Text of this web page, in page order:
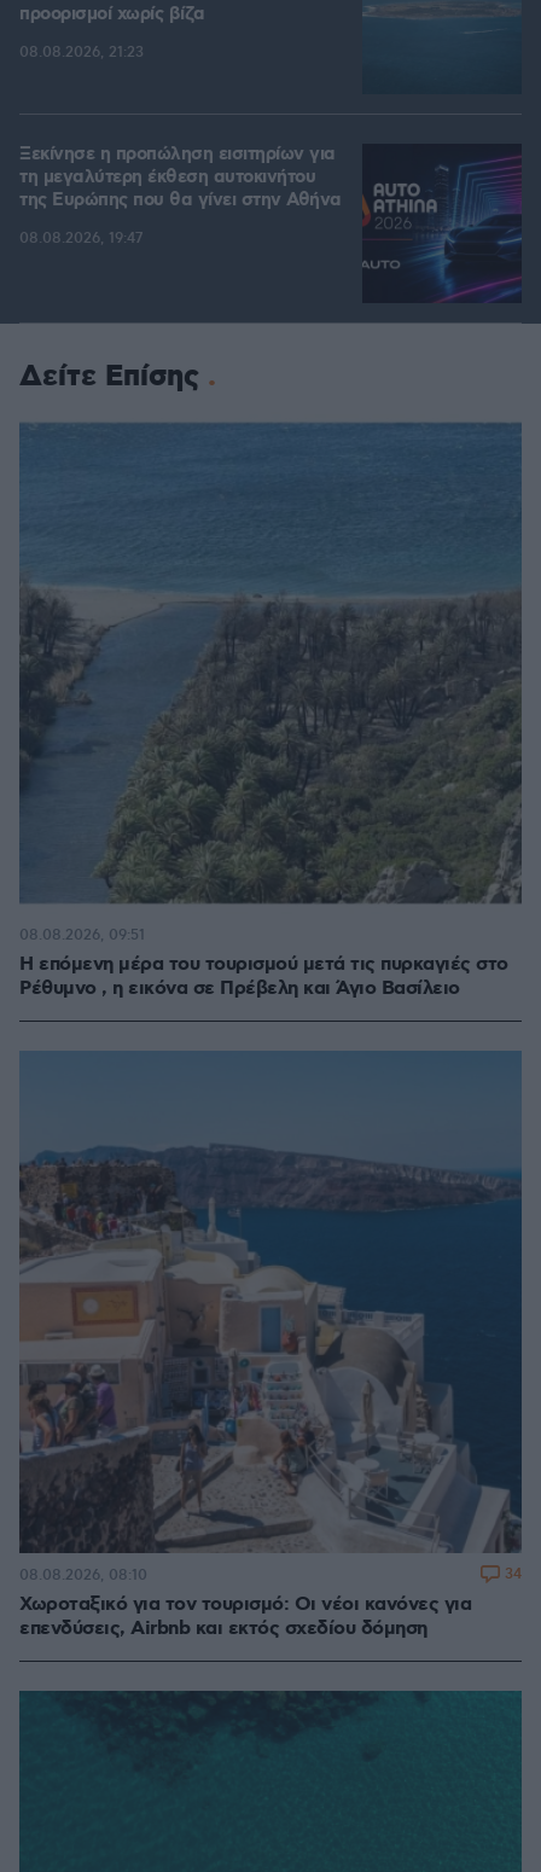
προορισμοί χωρίς βίζα
08.08.2026, 21:23
Ξεκίνησε η προπώληση εισιτηρίων για
τη μεγαλύτερη έκθεση αυτοκινήτου
της Ευρώπης που θα γίνει στην Αθήνα
08.08.2026, 19:47
Δείτε Επίσης
Η επόμενη μέρα του τουρισμού μετά τις πυρκαγιές στο
Ρέθυμνο , η εικόνα σε Πρέβελη και Άγιο Βασίλειο
08.08.2026, 09:51
Χωροταξικό για τον τουρισμό: Οι νέοι κανόνες για
επενδύσεις, Airbnb και εκτός σχεδίου δόμηση
08.08.2026, 08:10 34